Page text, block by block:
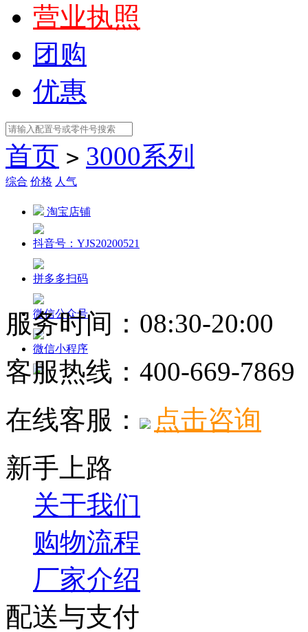
营业执照
团购
优惠
首页 > 3000系列
综合 价格 人气
淘宝店铺
抖音号：YJS20200521
拼多多扫码
微信公众号
微信小程序
服务时间：08:30-20:00
客服热线： 400-669-7869
在线客服：
点击咨询
新手上路
关于我们
购物流程
厂家介绍
配送与支付